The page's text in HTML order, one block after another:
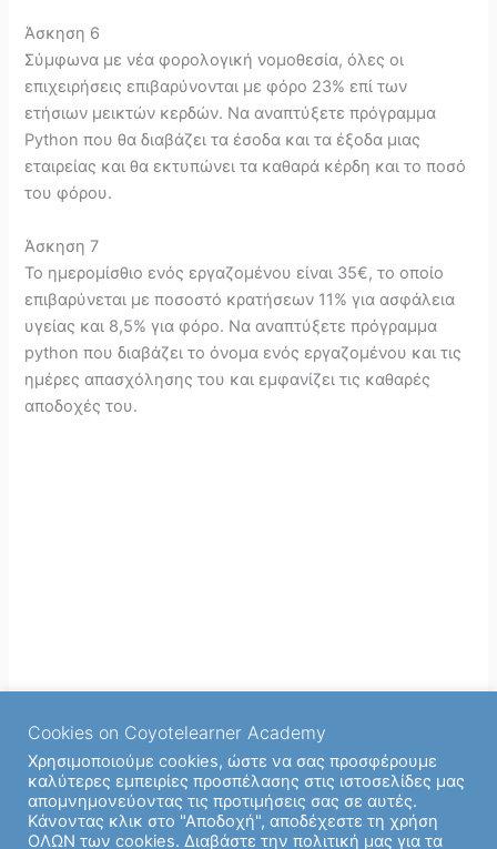
Άσκηση 6
Σύμφωνα με νέα φορολογική νομοθεσία, όλες οι
επιχειρήσεις επιβαρύνονται με φόρο 23% επί των
ετήσιων μεικτών κερδών. Να αναπτύξετε πρόγραμμα
Python που θα διαβάζει τα έσοδα και τα έξοδα μιας
εταιρείας και θα εκτυπώνει τα καθαρά κέρδη και το ποσό
του φόρου.
Άσκηση 7
Το ημερομίσθιο ενός εργαζομένου είναι 35€, το οποίο
επιβαρύνεται με ποσοστό κρατήσεων 11% για ασφάλεια
υγείας και 8,5% για φόρο. Να αναπτύξετε πρόγραμμα
python που διαβάζει το όνομα ενός εργαζομένου και τις
ημέρες απασχόλησης του και εμφανίζει τις καθαρές
αποδοχές του.
Cookies on Coyotelearner Academy
Χρησιμοποιούμε cookies, ώστε να σας προσφέρουμε
καλύτερες εμπειρίες προσπέλασης στις ιστοσελίδες μας
απομνημονεύοντας τις προτιμήσεις σας σε αυτές.
Κάνοντας κλικ στο "Αποδοχή", αποδέχεστε τη χρήση
ΟΛΩΝ των cookies. Διαβάστε την πολιτική μας για τα